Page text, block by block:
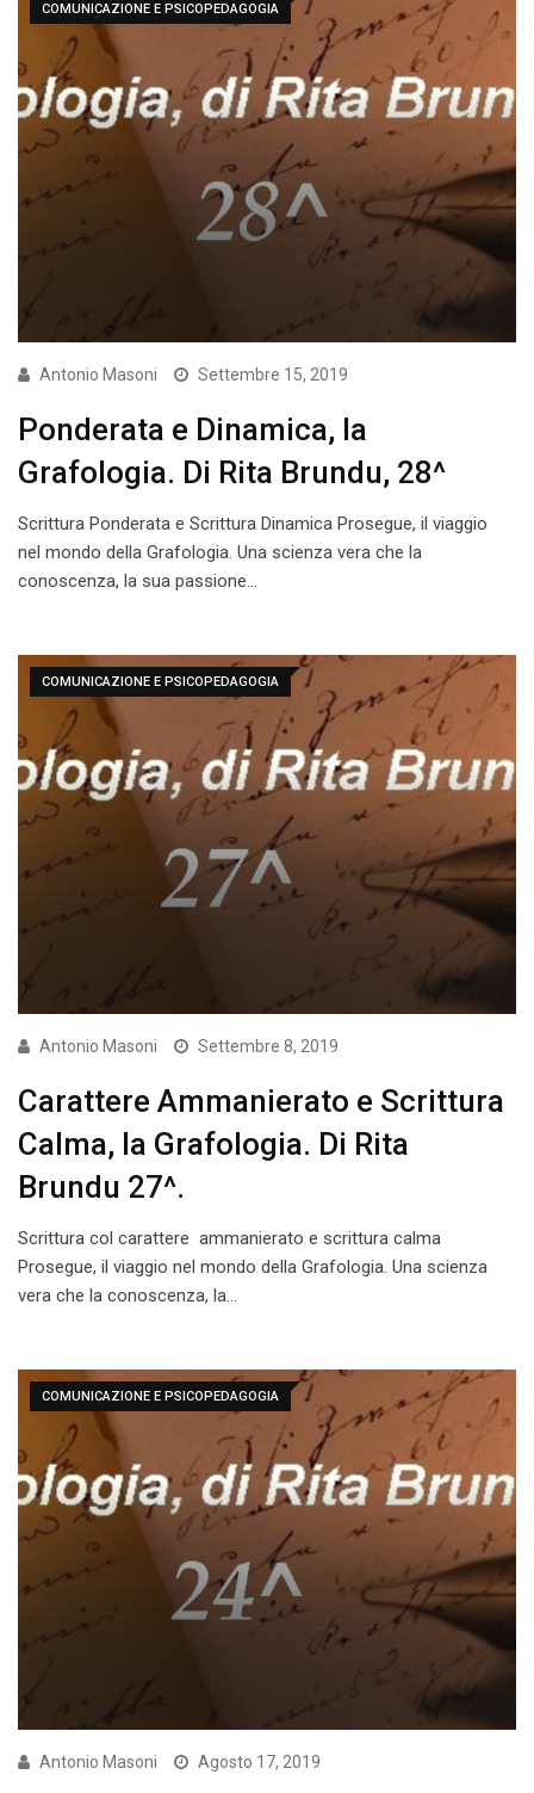
COMUNICAZIONE E PSICOPEDAGOGIA
Antonio Masoni Settembre 15, 2019
Ponderata e Dinamica, la
Grafologia. Di Rita Brundu, 28^
Scrittura Ponderata e Scrittura Dinamica Prosegue, il viaggio
nel mondo della Grafologia. Una scienza vera che la
conoscenza, la sua passione…
COMUNICAZIONE E PSICOPEDAGOGIA
Antonio Masoni Settembre 8, 2019
Carattere Ammanierato e Scrittura
Calma, la Grafologia. Di Rita
Brundu 27^.
Scrittura col carattere ammanierato e scrittura calma
Prosegue, il viaggio nel mondo della Grafologia. Una scienza
vera che la conoscenza, la…
COMUNICAZIONE E PSICOPEDAGOGIA
Antonio Masoni Agosto 17, 2019